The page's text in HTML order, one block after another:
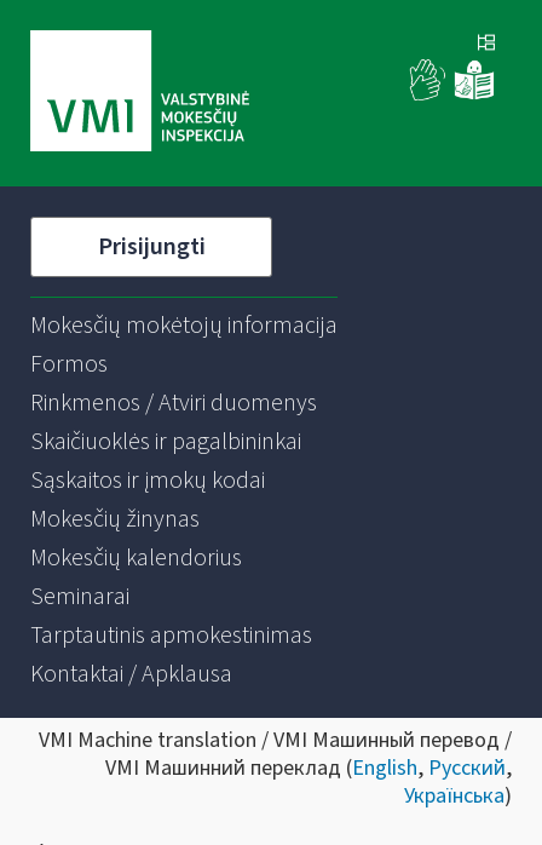
Prisijungti
Mokesčių mokėtojų informacija
Formos
Rinkmenos / Atviri duomenys
Skaičiuoklės ir pagalbininkai
Sąskaitos ir įmokų kodai
Mokesčių žinynas
Mokesčių kalendorius
Seminarai
Tarptautinis apmokestinimas
Kontaktai / Apklausa
VMI Machine translation / VMI Машинный перевод /
VMI Машинний переклад (English, Русский,
Українська)